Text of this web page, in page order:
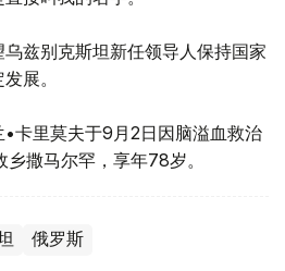
兹别克斯坦新任领导人保持国家
展。
卡里莫夫于9月2日因脑溢血救治
撒马尔罕，享年78岁。
俄罗斯